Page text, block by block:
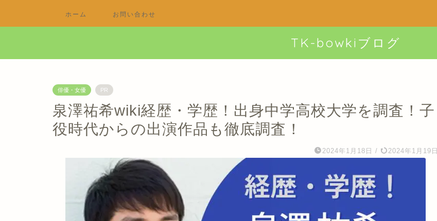
ホーム お問い合わせ
TK-bowkiブログ
俳優・女優 PR
泉澤祐希wiki経歴・学歴！出身中学高校大学を調査！子
役時代からの出演作品も徹底調査！
2024年1月18日 / 2024年1月19日